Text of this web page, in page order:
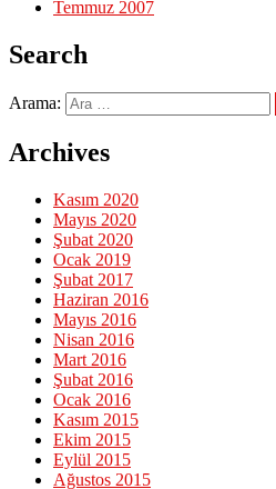
Temmuz 2007
Search
Arama:
Archives
Kasım 2020
Mayıs 2020
Şubat 2020
Ocak 2019
Şubat 2017
Haziran 2016
Mayıs 2016
Nisan 2016
Mart 2016
Şubat 2016
Ocak 2016
Kasım 2015
Ekim 2015
Eylül 2015
Ağustos 2015